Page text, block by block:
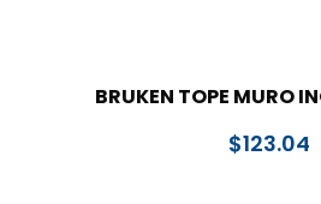
BRUKEN TOPE MURO
$123.04